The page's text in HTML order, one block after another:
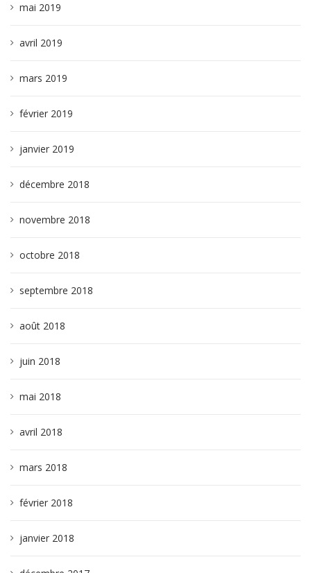
mai 2019
avril 2019
mars 2019
février 2019
janvier 2019
décembre 2018
novembre 2018
octobre 2018
septembre 2018
août 2018
juin 2018
mai 2018
avril 2018
mars 2018
février 2018
janvier 2018